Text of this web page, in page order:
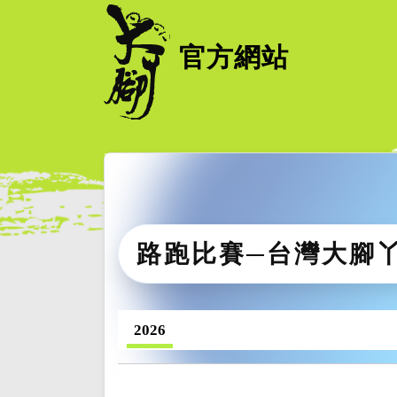
官方網站
路跑比賽─台灣大腳
2026